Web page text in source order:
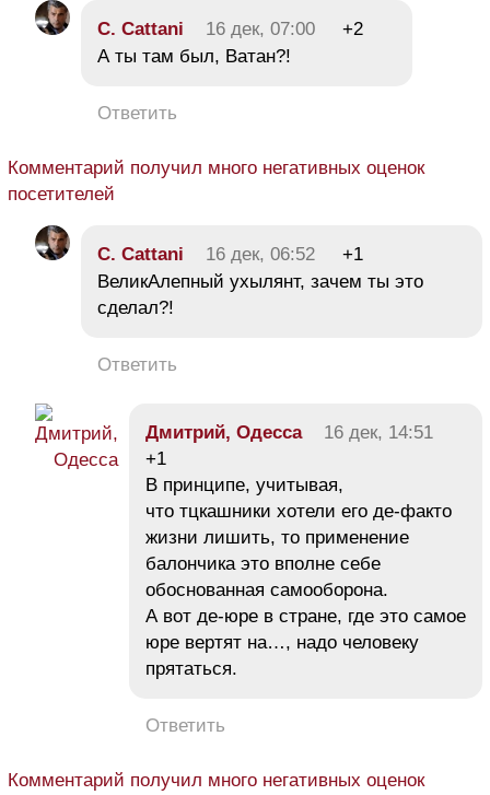
C. Cattani 16 дек, 07:00
+2
А ты там был, Ватан?!
Ответить
Комментарий получил много негативных оценок
посетителей
C. Cattani 16 дек, 06:52
+1
ВеликАлепный ухылянт, зачем ты это
сделал?!
Ответить
Дмитрий, Одесса
16 дек, 14:51
+1
В принципе, учитывая,
что тцкашники хотели его де-факто
жизни лишить, то применение
балончика это вполне себе
обоснованная самооборона.
А вот де-юре в стране, где это самое
юре вертят на…, надо человеку
прятаться.
Ответить
Комментарий получил много негативных оценок